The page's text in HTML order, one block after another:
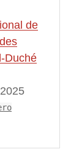
de
Duché